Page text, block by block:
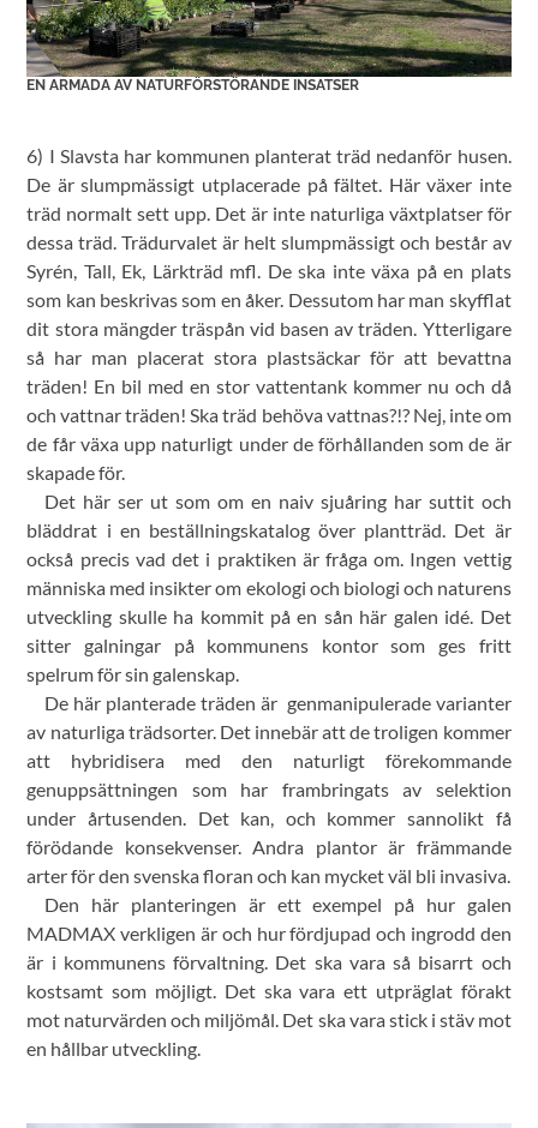
EN ARMADA AV NATURFÖRSTÖRANDE INSATSER
6) I Slavsta har kommunen planterat träd nedanför husen.
De är slumpmässigt utplacerade på fältet. Här växer inte
träd normalt sett upp. Det är inte naturliga växtplatser för
dessa träd. Trädurvalet är helt slumpmässigt och består av
Syrén, Tall, Ek, Lärkträd mfl. De ska inte växa på en plats
som kan beskrivas som en åker. Dessutom har man skyfflat
dit stora mängder träspån vid basen av träden. Ytterligare
så har man placerat stora plastsäckar för att bevattna
träden! En bil med en stor vattentank kommer nu och då
och vattnar träden! Ska träd behöva vattnas?!? Nej, inte om
de får växa upp naturligt under de förhållanden som de är
skapade för.
Det här ser ut som om en naiv sjuåring har suttit och
bläddrat i en beställningskatalog över plantträd. Det är
också precis vad det i praktiken är fråga om. Ingen vettig
människa med insikter om ekologi och biologi och naturens
utveckling skulle ha kommit på en sån här galen idé. Det
sitter galningar på kommunens kontor som ges fritt
spelrum för sin galenskap.
De här planterade träden är genmanipulerade varianter
av naturliga trädsorter. Det innebär att de troligen kommer
att hybridisera med den naturligt förekommande
genuppsättningen som har frambringats av selektion
under årtusenden. Det kan, och kommer sannolikt få
förödande konsekvenser. Andra plantor är främmande
arter för den svenska floran och kan mycket väl bli invasiva.
Den här planteringen är ett exempel på hur galen
MADMAX verkligen är och hur fördjupad och ingrodd den
är i kommunens förvaltning. Det ska vara så bisarrt och
kostsamt som möjligt. Det ska vara ett utpräglat förakt
mot naturvärden och miljömål. Det ska vara stick i stäv mot
en hållbar utveckling.